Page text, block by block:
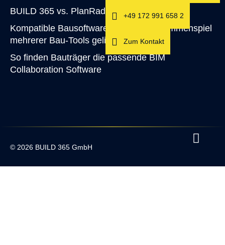
BUILD 365 vs. PlanRadar
Kompatible Bausoftware: Wie das Zusammenspiel
mehrerer Bau-Tools gelingt
So finden Bauträger die passende BIM
Collaboration Software
© 2026 BUILD 365 GmbH
+49 172 991 658 2
Zum Kontakt